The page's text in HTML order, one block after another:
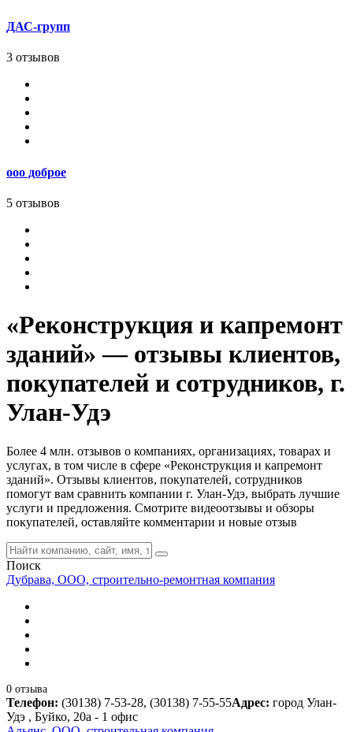
ДАС-групп
3 отзывов
ооо доброе
5 отзывов
«Реконструкция и капремонт
зданий» — отзывы клиентов,
покупателей и сотрудников, г.
Улан-Удэ
Более 4 млн. отзывов о компаниях, организациях, товарах и
услугах, в том числе в сфере «Реконструкция и капремонт
зданий». Отзывы клиентов, покупателей, сотрудников
помогут вам сравнить компании г. Улан-Удэ, выбрать лучшие
услуги и предложения. Смотрите видеоотзывы и обзоры
покупателей, оставляйте комментарии и новые отзыв
Поиск
Дубрава, ООО, строительно-ремонтная компания
0 отзыва
Телефон: (30138) 7-53-28, (30138) 7-55-55Адрес: город Улан-
Удэ , Буйко, 20а - 1 офис